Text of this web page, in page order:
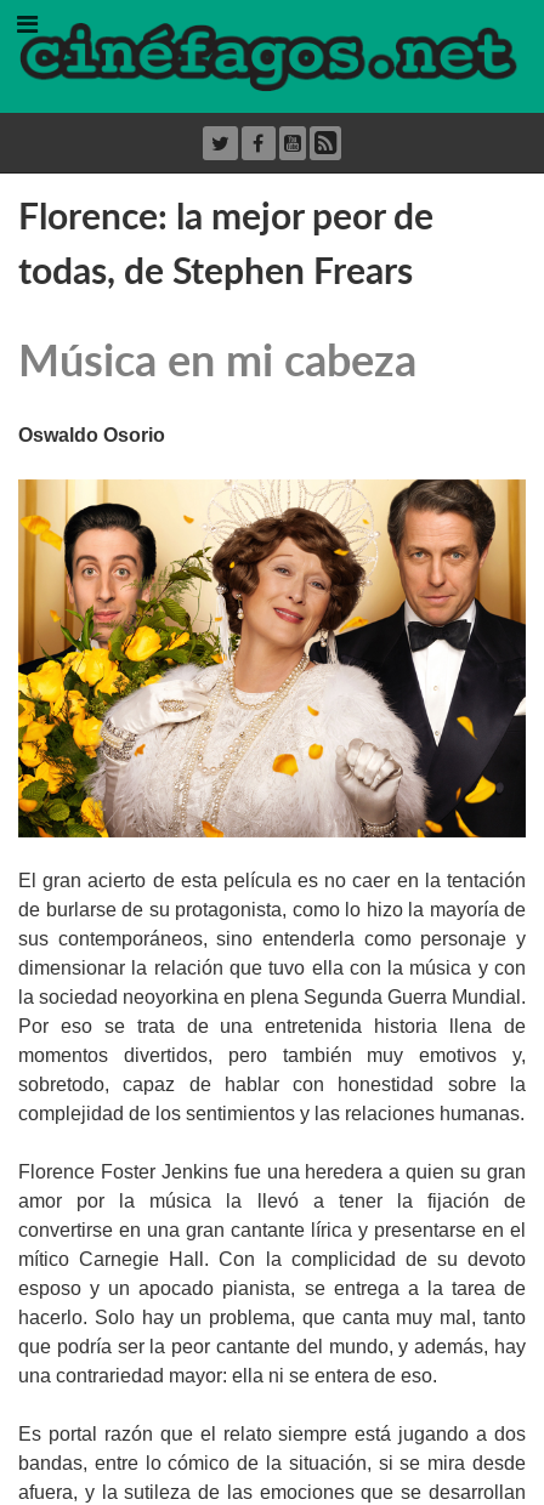
Florence: la mejor peor de
todas, de Stephen Frears
Música en mi cabeza
Oswaldo Osorio
El gran acierto de esta película es no caer en la tentación
de burlarse de su protagonista, como lo hizo la mayoría de
sus contemporáneos, sino entenderla como personaje y
dimensionar la relación que tuvo ella con la música y con
la sociedad neoyorkina en plena Segunda Guerra Mundial.
Por eso se trata de una entretenida historia llena de
momentos divertidos, pero también muy emotivos y,
sobretodo, capaz de hablar con honestidad sobre la
complejidad de los sentimientos y las relaciones humanas.
Florence Foster Jenkins fue una heredera a quien su gran
amor por la música la llevó a tener la fijación de
convertirse en una gran cantante lírica y presentarse en el
mítico Carnegie Hall. Con la complicidad de su devoto
esposo y un apocado pianista, se entrega a la tarea de
hacerlo. Solo hay un problema, que canta muy mal, tanto
que podría ser la peor cantante del mundo, y además, hay
una contrariedad mayor: ella ni se entera de eso.
Es portal razón que el relato siempre está jugando a dos
bandas, entre lo cómico de la situación, si se mira desde
afuera, y la sutileza de las emociones que se desarrollan